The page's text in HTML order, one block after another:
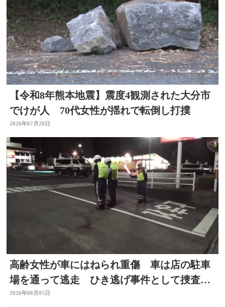
【令和8年熊本地震】震度4観測された大分市
でけが人 70代女性が揺れで転倒し打撲
2026年07月28日
高齢女性が車にはねられ重傷 車は店の駐車
場を通って逃走 ひき逃げ事件として捜査
大分
2026年08月05日